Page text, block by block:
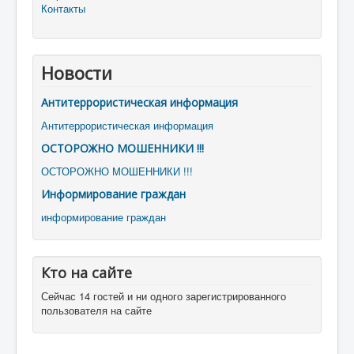
Контакты
Новости
Антитеррористическая информация
Антитеррористическая информация
ОСТОРОЖНО МОШЕННИКИ !!!
ОСТОРОЖНО МОШЕННИКИ !!!
Информирование граждан
информирование граждан
Кто на сайте
Сейчас 14 гостей и ни одного зарегистрированного
пользователя на сайте